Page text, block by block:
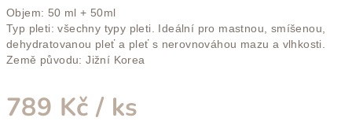
Objem: 50 ml + 50ml
Typ pleti: všechny typy pleti. Ideální pro mastnou, smíšenou,
dehydratovanou pleť a pleť s nerovnováhou mazu a vlhkosti.
Země původu: Jižní Korea
789 Kč/ ks